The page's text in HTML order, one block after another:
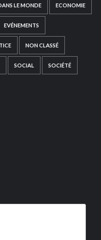
LE MONDE ECONOMIE
EVÉNEMENTS
NON CLASSÉ
SOCIAL SOCIÉTÉ